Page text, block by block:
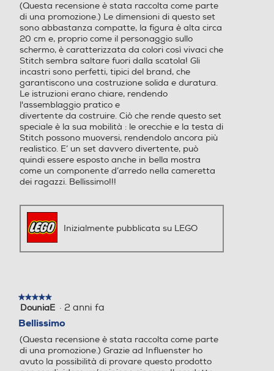
stelle.
(Questa recensione è stata raccolta come parte
di una promozione.) Le dimensioni di questo set
sono abbastanza compatte, la figura è alta circa
20 cm e, proprio come il personaggio sullo
schermo, è caratterizzata da colori così vivaci che
Stitch sembra saltare fuori dalla scatola! Gli
incastri sono perfetti, tipici del brand, che
garantiscono una costruzione solida e duratura.
Le istruzioni erano chiare, rendendo
l'assemblaggio pratico e
divertente da costruire. Ciò che rende questo set
speciale è la sua mobilità : le orecchie e la testa di
Stitch possono muoversi, rendendolo ancora più
realistico. E’ un set davvero divertente, può
quindi essere esposto anche in bella mostra
come un componente d’arredo nella cameretta
dei ragazzi. Bellissimo!!!
Inizialmente pubblicata su LEGO
★★★★★
★★★★★
5
5
stelle.
DouniaE · 2 anni fa
Bellissimo
(Questa recensione è stata raccolta come parte
di una promozione.) Grazie ad Influenster ho
avuto la possibilità di provare questo prodotto